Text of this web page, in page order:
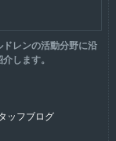
ドレンの活動分野に沿
します。
ッフブログ